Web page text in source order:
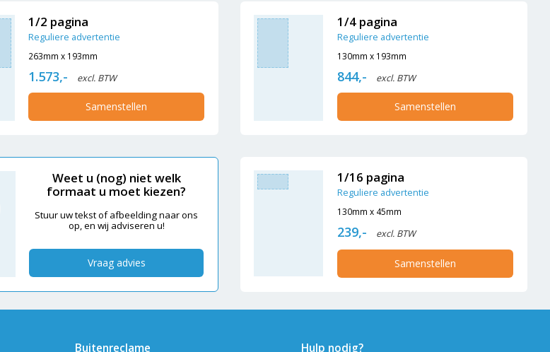
1/2 pagina
Reguliere advertentie
263mm x 193mm
1.573,- excl. BTW
Samenstellen
1/4 pagina
Reguliere advertentie
130mm x 193mm
844,- excl. BTW
Samenstellen
Weet u (nog) niet welk
formaat u moet kiezen?
Stuur uw tekst of afbeelding naar ons
op, en wij adviseren u!
Vraag advies
1/16 pagina
Reguliere advertentie
130mm x 45mm
239,- excl. BTW
Samenstellen
Buitenreclame Hulp nodig?